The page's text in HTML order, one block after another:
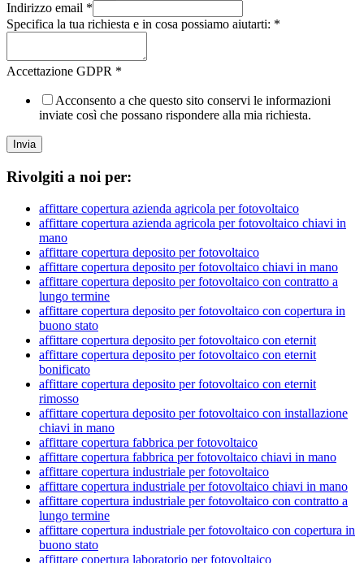
Indirizzo email *
Specifica la tua richiesta e in cosa possiamo aiutarti: *
Accettazione GDPR *
Acconsento a che questo sito conservi le informazioni
inviate così che possano rispondere alla mia richiesta.
Invia
Rivolgiti a noi per:
affittare copertura azienda agricola per fotovoltaico
affittare copertura azienda agricola per fotovoltaico chiavi in
mano
affittare copertura deposito per fotovoltaico
affittare copertura deposito per fotovoltaico chiavi in mano
affittare copertura deposito per fotovoltaico con contratto a
lungo termine
affittare copertura deposito per fotovoltaico con copertura in
buono stato
affittare copertura deposito per fotovoltaico con eternit
affittare copertura deposito per fotovoltaico con eternit
bonificato
affittare copertura deposito per fotovoltaico con eternit
rimosso
affittare copertura deposito per fotovoltaico con installazione
chiavi in mano
affittare copertura fabbrica per fotovoltaico
affittare copertura fabbrica per fotovoltaico chiavi in mano
affittare copertura industriale per fotovoltaico
affittare copertura industriale per fotovoltaico chiavi in mano
affittare copertura industriale per fotovoltaico con contratto a
lungo termine
affittare copertura industriale per fotovoltaico con copertura in
buono stato
affittare copertura laboratorio per fotovoltaico